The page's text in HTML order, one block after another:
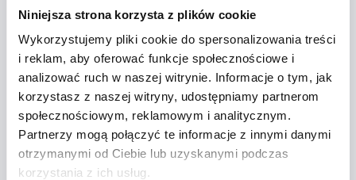
Niniejsza strona korzysta z plików cookie
Wykorzystujemy pliki cookie do spersonalizowania treści
i reklam, aby oferować funkcje społecznościowe i
analizować ruch w naszej witrynie. Informacje o tym, jak
korzystasz z naszej witryny, udostępniamy partnerom
społecznościowym, reklamowym i analitycznym.
Partnerzy mogą połączyć te informacje z innymi danymi
otrzymanymi od Ciebie lub uzyskanymi podczas
korzystania z ich usług.